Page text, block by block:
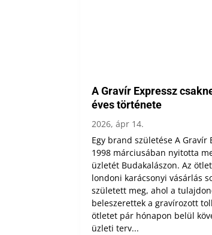
A Gravír Expressz
éves története
2026, ápr 14.
Egy brand születése A Gravír
1998 márciusában nyitotta
üzletét Budakalászon. Az
londoni karácsonyi vásárlás
született meg, ahol a
beleszerettek a gravírozott
ötletet pár hónapon belül
üzleti terv...